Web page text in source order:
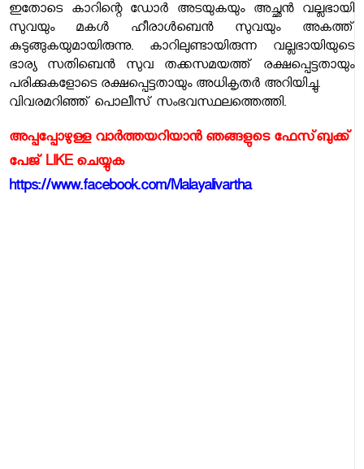
ഇതോടെ കാറിന്റെ ഡോര്‍ അടയുകയും അച്ഛന്‍ വല്ലഭായി
സുവയും മകള്‍ ഹീരാള്‍ബെന്‍ സുവയും അകത്ത്
കുടുങ്ങുകയുമായിരുന്നു. കാറിലുണ്ടായിരുന്ന വല്ലഭായിയുടെ
ഭാര്യ സതിബെന്‍ സുവ തക്കസമയത്ത് രക്ഷപ്പെട്ടതായും
പരിക്കുകളോടെ രക്ഷപ്പെട്ടതായും അധികൃതര്‍ അറിയിച്ചു.
വിവരമറിഞ്ഞ് പൊലീസ് സംഭവസ്ഥലത്തെത്തി.
അപ്പപ്പോഴുള്ള വാര്‍ത്തയറിയാന്‍ ഞങ്ങളുടെ ഫേസ്‌ബുക്ക്‌
പേജ് LIKE ചെയ്യുക
https://www.facebook.com/Malayalivartha